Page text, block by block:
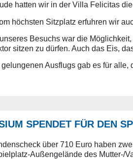
hatten wir in der Villa Felicitas
höchsten Sitzplatz erfuhren wir
Besuchs war die
sitzen zu dürfen. Auch das Eis,
Ausflugs gab es für
SPENDET FÜR DEN
über 710 Euro haben
Außengelände des Mutter-/